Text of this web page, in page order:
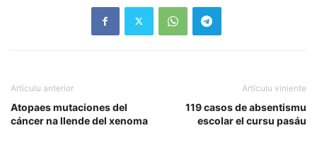
Artículu anterior
Atopaes mutaciones del
cáncer na llende del xenoma
Artículu viniente
119 casos de absentismu
escolar el cursu pasáu